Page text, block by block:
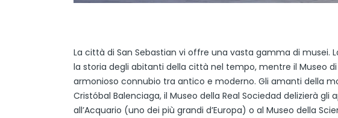
La città di San Sebastian vi offre una vasta gamma di musei.
la storia degli abitanti della città nel tempo, mentre il Museo
armonioso connubio tra antico e moderno. Gli amanti della
Cristóbal Balenciaga, il Museo della Real Sociedad delizierà
all’Acquario (uno dei più grandi d’Europa) o al Museo della